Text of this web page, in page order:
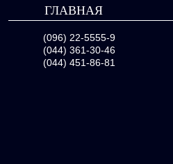
ГЛАВНАЯ
(096) 22-5555-9
(044) 361-30-46
(044) 451-86-81